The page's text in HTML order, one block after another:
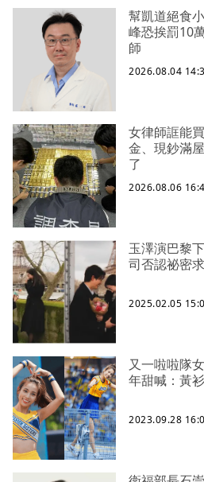
幫凱道絕食
峰恐挨罰10
師
2026.08.04
女律師誆能
金、現鈔滿
了
2026.08.06
玉澤演巴黎
司否認祕密
2025.02.05
又一啦啦隊
年甜喊：黃
2023.09.28